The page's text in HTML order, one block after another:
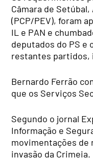
Câmara de
(PCP/PEV), foram
IL e PAN e
deputados do PS e
restantes partidos,
Bernardo Ferrão
que os Serviços
Segundo o jornal
Informação e
movimentações de
invasão da Crimeia.